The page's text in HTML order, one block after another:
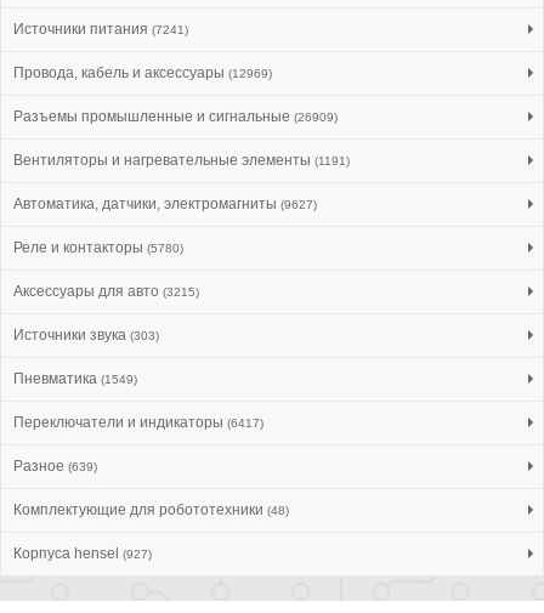
Источники питания (7241)
Провода, кабель и аксессуары (12969)
Разъемы промышленные и сигнальные (26909)
Вентиляторы и нагревательные элементы (1191)
Автоматика, датчики, электромагниты (9627)
Реле и контакторы (5780)
Аксессуары для авто (3215)
Источники звука (303)
Пневматика (1549)
Переключатели и индикаторы (6417)
Разное (639)
Комплектующие для робототехники (48)
Корпуса hensel (927)